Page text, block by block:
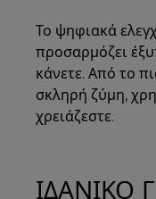
Το ψηφιακά
προσαρμόζει
κάνετε. Από το
σκληρή ζύμη,
χρειάζεστε.
ΙΔΑΝΙΚΟ